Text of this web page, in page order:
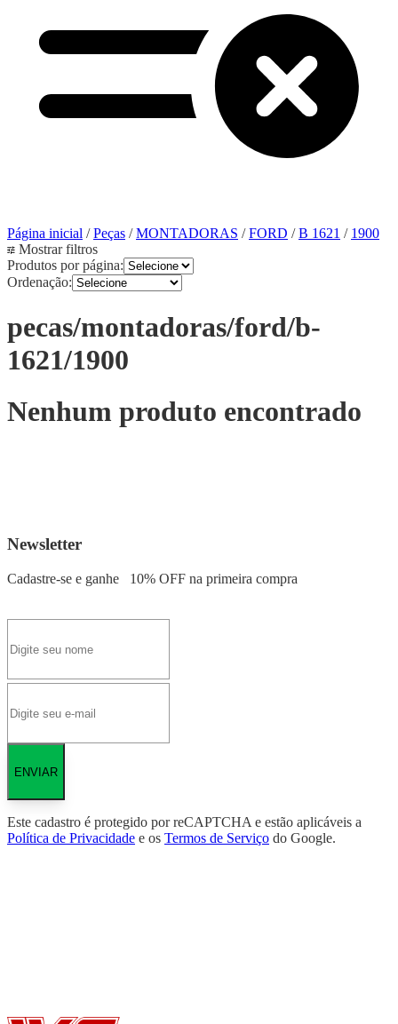
Página inicial /Peças /MONTADORAS /FORD /B 1621 / 1900
Mostrar filtros
Produtos por página:
Ordenação:
pecas/montadoras/ford/b-
1621/1900
Nenhum produto encontrado
Newsletter
Cadastre-se e ganhe 10% OFF na primeira compra
ENVIAR
Este cadastro é protegido por reCAPTCHA e estão aplicáveis a
Política de Privacidade e os Termos de Serviço do Google.